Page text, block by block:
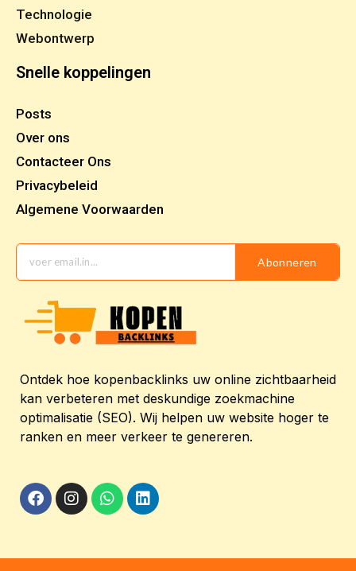
Technologie
Webontwerp
Snelle koppelingen
Posts
Over ons
Contacteer Ons
Privacybeleid
Algemene Voorwaarden
Abonneren
Ontdek hoe kopenbacklinks uw online zichtbaarheid
kan verbeteren met deskundige zoekmachine
optimalisatie (SEO). Wij helpen uw website hoger te
ranken en meer verkeer te genereren.